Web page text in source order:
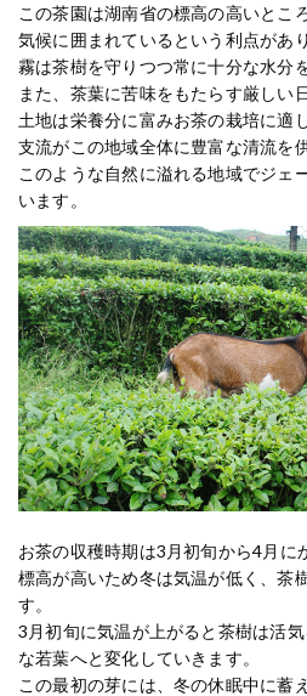
この茶園は湖南省の標高の高いとこ
気候に囲まれているという利点があ
霧は茶樹を守りつつ常に十分な水分
また、茶葉に苦味をもたらす厳しい
土地は栄養分に富みお茶の栽培に適
支流がこの地域全体に豊富な清流を
このような自然に溢れる地域でジェ
います。
お茶の収穫時期は3月初旬から4月に
標高が高いため冬は気温が低く、茶
す。
3月初旬に気温が上がると茶樹は活
な若葉へと変化していきます。
この最初の芽には、冬の休眠中に蓄